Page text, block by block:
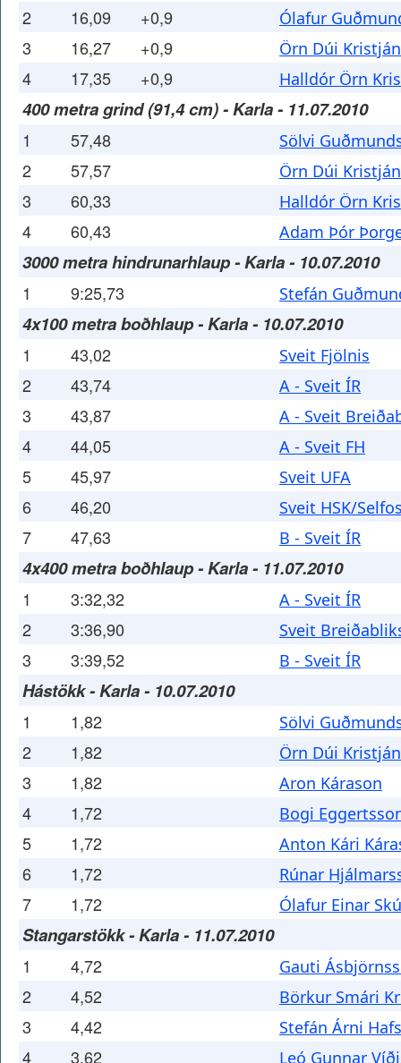
2 16,09 +0,9 Ólafur
3 16,27 +0,9 Örn Dúi
4 17,35 +0,9 Halldór Örn
400 metra grind (91,4 cm) - Karla - 11.07.2010
1 57,48 Sölvi
2 57,57 Örn Dúi
3 60,33 Halldór Örn
4 60,43 Adam Þór
3000 metra hindrunarhlaup - Karla - 10.07.2010
1 9:25,73 Stefán
4x100 metra boðhlaup - Karla - 10.07.2010
1 43,02 Sveit Fjölnis
2 43,74 A - Sveit ÍR
3 43,87 A - Sveit
4 44,05 A - Sveit FH
5 45,97 Sveit UFA
6 46,20 Sveit HSK/
7 47,63 B - Sveit ÍR
4x400 metra boðhlaup - Karla - 11.07.2010
1 3:32,32 A - Sveit ÍR
2 3:36,90 Sveit
3 3:39,52 B - Sveit ÍR
Hástökk - Karla - 10.07.2010
1 1,82 Sölvi
2 1,82 Örn Dúi
3 1,82 Aron Kárason
4 1,72 Bogi
5 1,72 Anton Kári
6 1,72 Rúnar
7 1,72 Ólafur Einar
Stangarstökk - Karla - 11.07.2010
1 4,72 Gauti
2 4,52 Börkur Smári
3 4,42 Stefán Árni
4 3,62 Leó Gunnar